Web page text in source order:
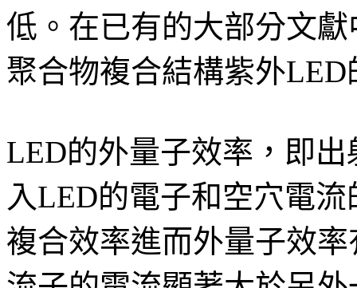
低。在已有的大部分文
聚合物複合結構紫外
LED的外量子效率，即
入LED的電子和空穴電
複合效率進而外量子效